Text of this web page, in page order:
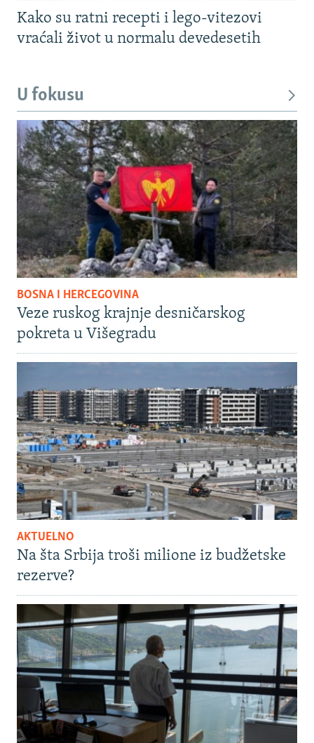
Kako su ratni recepti i lego-vitezovi
vraćali život u normalu devedesetih
U fokusu
BOSNA I HERCEGOVINA
Veze ruskog krajnje desničarskog
pokreta u Višegradu
AKTUELNO
Na šta Srbija troši milione iz budžetske
rezerve?